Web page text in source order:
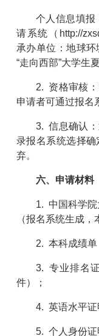
个人信息填报
请系统（http://
承办单位：地球
“走向西部”大学生
2. 资格审核
申请者可通过报名
3. 信息确认
录报名系统选择
弃。
六、申请材料
1. 中国科学
（报名系统生成，
2. 本科成绩单
3. 专业排名
件）；
4. 英语水平证
5. 个人身份证